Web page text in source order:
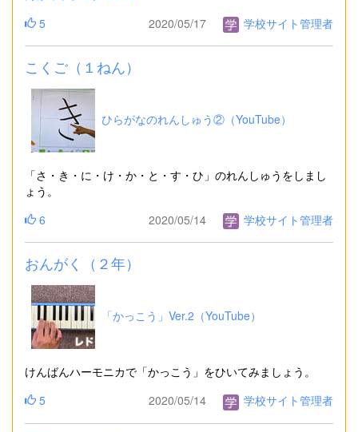
5
2020/05/17 学校サイト管理者
こくご（１ねん）
ひらがなのれんしゅう②（YouTube）
「さ・き・に・け・か・と・す・ひ」のれんしゅうをしまし
ょう。
6
2020/05/14 学校サイト管理者
おんがく（２年）
「かっこう」Ver.2（YouTube）
けんばんハーモニカで「かっこう」をひいてみましょう。
5
2020/05/14 学校サイト管理者